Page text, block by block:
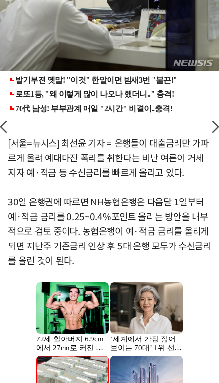
[서울=뉴시스] 최선윤 기자 = 은행들이 대출금리만 가파
르게 올려 예대마진 폭리를 취한다는 비난 여론이 거세
지자 예·적금 등 수신금리를 빠르게 올리고 있다.
30일 은행권에 따르면 NH농협은행은 다음달 1일부터
예·적금 금리를 0.25~0.4%포인트 올리는 방안을 내부
적으로 검토 중이다. 농협은행이 예·적금 금리를 올리게
되면 지난주 기준금리 인상 후 5대 은행 모두가 수신금리
를 올린 것이 된다.